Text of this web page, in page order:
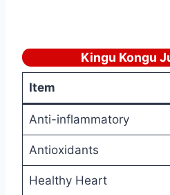
Kingu Kongu
Item
Anti-inflammatory
Antioxidants
Healthy Heart